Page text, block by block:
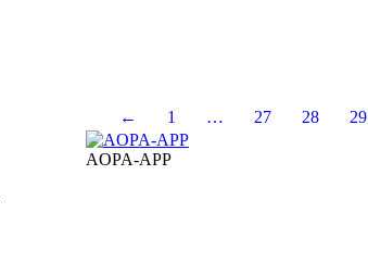
← 1 … 27 28 29
AOPA-APP